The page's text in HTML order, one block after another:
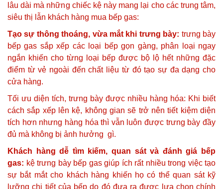
lâu dài mà những chiếc kệ này mang lại cho các trung tâm,
siêu thị lẫn khách hàng mua bếp gas:
Tạo sự thông thoáng, vừa mắt khi trưng bày: trưng bày
bếp gas sắp xếp các loại bếp gọn gàng, phân loại ngay
ngắn khiến cho từng loại bếp được bộ lộ hết những đặc
điểm từ vẻ ngoài đến chất liệu từ đó tạo sự đa dạng cho
cửa hàng.
Tối ưu diện tích, trưng bày được nhiều hàng hóa: Khi biết
cách sắp xếp lên kệ, không gian sẽ trở nên tiết kiệm diện
tích hơn nhưng hàng hóa thì vẫn luôn được trưng bày đầy
đủ mà không bị ảnh hưởng gì.
Khách hàng dễ tìm kiếm, quan sát và đánh giá bếp
gas: kệ trưng bày bếp gas giúp ích rất nhiều trong việc tạo
sự bắt mắt cho khách hàng khiến họ có thể quan sát kỹ
lưỡng chi tiết của bếp do đó đưa ra được lựa chọn chính